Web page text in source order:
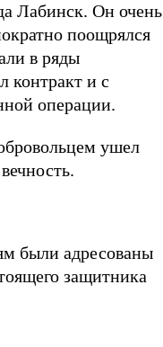
Лабинск. Он очень
поощрялся
в ряды
контракт и с
операции.
ушел
были адресованы
защитника